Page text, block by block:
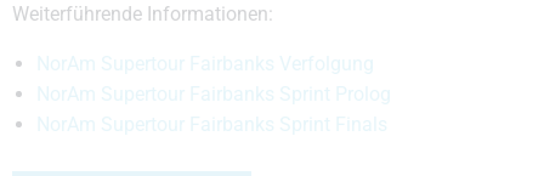
Weiterführende Informationen:
NorAm Supertour Fairbanks Verfolgung
NorAm Supertour Fairbanks Sprint Prolog
NorAm Supertour Fairbanks Sprint Finals